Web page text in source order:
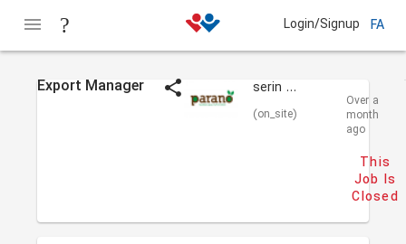
Login/Signup FA
Export Manager serin kavir yazd
(on_site)
Over a
month
ago
This
Job Is
Closed